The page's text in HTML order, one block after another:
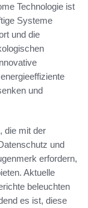
Technologie ist
Systeme
und die
und
die mit der
und
erfordern,
Aktuelle
beleuchten
es ist, diese